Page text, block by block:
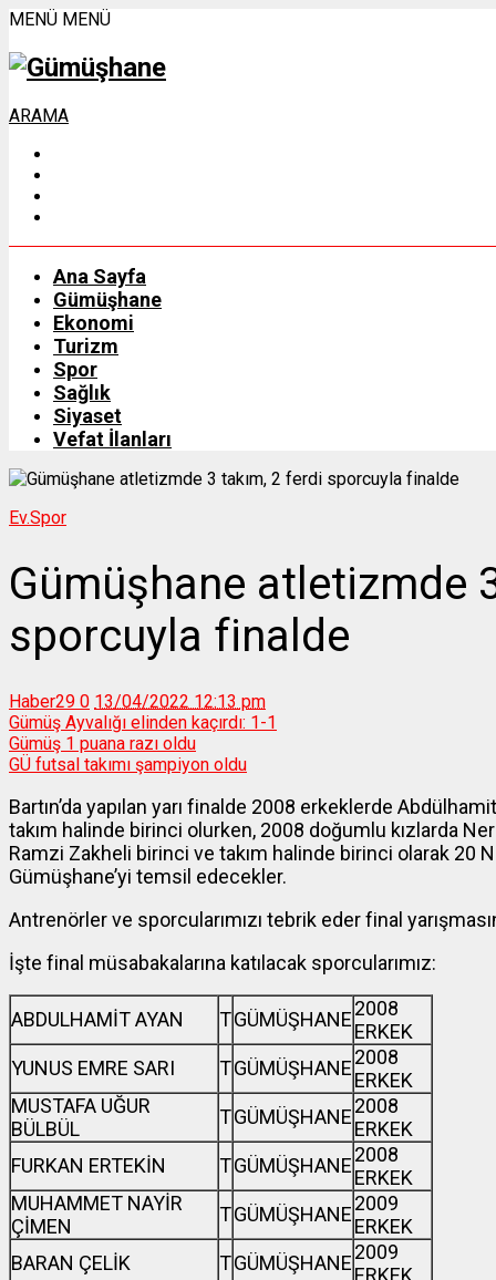
MENÜ MENÜ
ARAMA
Ana Sayfa
Gümüşhane
Ekonomi
Turizm
Spor
Sağlık
Siyaset
Vefat İlanları
Ev.Spor
Gümüşhane atletizmde
sporcuyla finalde
Haber29 0 13/04/2022 12:13 pm
Gümüş Ayvalığı elinden kaçırdı: 1-1
Gümüş 1 puana razı oldu
GÜ futsal takımı şampiyon oldu
Bartın’da yapılan yarı finalde 2008 erkeklerde
takım halinde birinci olurken, 2008 doğumlu kızlarda
Ramzi Zakheli birinci ve takım halinde birinci olarak 20
Gümüşhane’yi temsil edecekler.
Antrenörler ve sporcularımızı tebrik eder final
İşte final müsabakalarına katılacak sporcularımız:
ABDULHAMİT AYAN TGÜMÜŞHANE2008
ERKEK
YUNUS EMRE SARI
TGÜMÜŞHANE2008
ERKEK
MUSTAFA UĞUR
BÜLBÜL
TGÜMÜŞHANE2008
ERKEK
FURKAN ERTEKİN
TGÜMÜŞHANE2008
ERKEK
MUHAMMET NAYİR
ÇİMEN
TGÜMÜŞHANE2009
ERKEK
BARAN ÇELİK
TGÜMÜŞHANE2009